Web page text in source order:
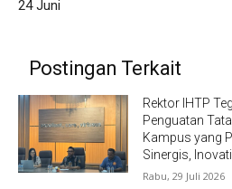
24 Juni
Postingan Terkait
Rektor IHTP
Penguatan
Kampus yang
Sinergis,
Rabu, 29 Juli 2026